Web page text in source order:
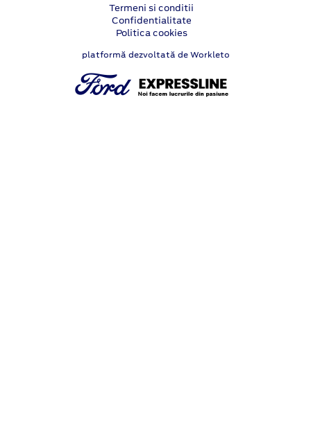
Termeni si conditii
Confidentialitate
Politica cookies
platformă dezvoltată de Workleto